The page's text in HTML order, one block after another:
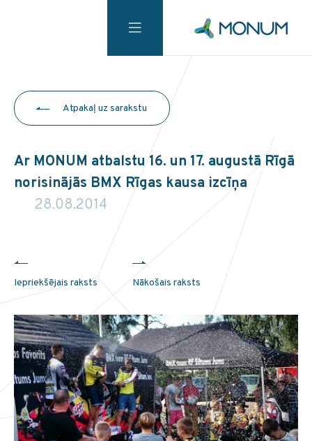
Atpakaļ uz sarakstu
Ar MONUM atbalstu 16. un 17. augustā Rīgā
norisinājās BMX Rīgas kausa izcīņa
28.08.2014
Iepriekšējais raksts Nākošais raksts